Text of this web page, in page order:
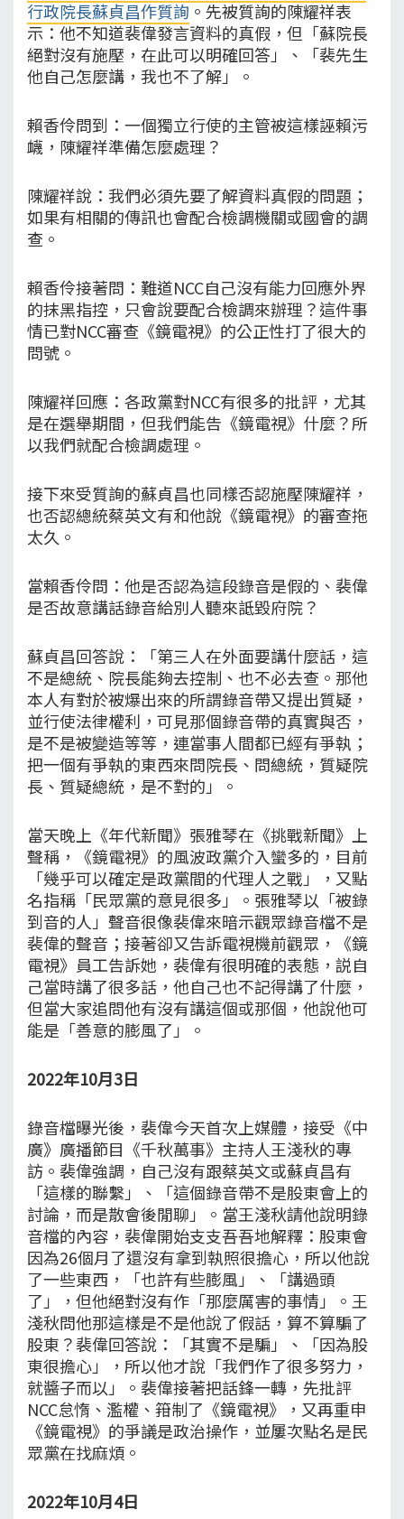
行政院長蘇貞昌作質詢。先被質詢的陳耀祥表
示：他不知道裴偉發言資料的真假，但「蘇院長
絕對沒有施壓，在此可以明確回答」、「裴先生
他自己怎麼講，我也不了解」。
賴香伶問到：一個獨立行使的主管被這樣誣賴污
衊，陳耀祥準備怎麼處理？
陳耀祥說：我們必須先要了解資料真假的問題；
如果有相關的傳訊也會配合檢調機關或國會的調
查。
賴香伶接著問：難道NCC自己沒有能力回應外界
的抹黑指控，只會說要配合檢調來辦理？這件事
情已對NCC審查《鏡電視》的公正性打了很大的
問號。
陳耀祥回應：各政黨對NCC有很多的批評，尤其
是在選舉期間，但我們能告《鏡電視》什麼？所
以我們就配合檢調處理。
接下來受質詢的蘇貞昌也同樣否認施壓陳耀祥，
也否認總統蔡英文有和他說《鏡電視》的審查拖
太久。
當賴香伶問：他是否認為這段錄音是假的、裴偉
是否故意講話錄音給別人聽來詆毀府院？
蘇貞昌回答說：「第三人在外面要講什麼話，這
不是總統、院長能夠去控制、也不必去查。那他
本人有對於被爆出來的所謂錄音帶又提出質疑，
並行使法律權利，可見那個錄音帶的真實與否，
是不是被變造等等，連當事人間都已經有爭執；
把一個有爭執的東西來問院長、問總統，質疑院
長、質疑總統，是不對的」。
當天晚上《年代新聞》張雅琴在《挑戰新聞》上
聲稱，《鏡電視》的風波政黨介入蠻多的，目前
「幾乎可以確定是政黨間的代理人之戰」，又點
名指稱「民眾黨的意見很多」。張雅琴以「被錄
到音的人」聲音很像裴偉來暗示觀眾錄音檔不是
裴偉的聲音；接著卻又告訴電視機前觀眾，《鏡
電視》員工告訴她，裴偉有很明確的表態，説自
己當時講了很多話，他自己也不記得講了什麼，
但當大家追問他有沒有講這個或那個，他說他可
能是「善意的膨風了」。
2022年10月3日
錄音檔曝光後，裴偉今天首次上媒體，接受《中
廣》廣播節目《千秋萬事》主持人王淺秋的專
訪。裴偉強調，自己沒有跟蔡英文或蘇貞昌有
「這樣的聯繫」、「這個錄音帶不是股東會上的
討論，而是散會後閒聊」。當王淺秋請他說明錄
音檔的內容，裴偉開始支支吾吾地解釋：股東會
因為26個月了還沒有拿到執照很擔心，所以他說
了一些東西，「也許有些膨風」、「講過頭
了」，但他絕對沒有作「那麼厲害的事情」。王
淺秋問他那這樣是不是他說了假話，算不算騙了
股東？裴偉回答說：「其實不是騙」、「因為股
東很擔心」，所以他才說「我們作了很多努力，
就醬子而以」。裴偉接著把話鋒一轉，先批評
NCC怠惰、濫權、箝制了《鏡電視》，又再重申
《鏡電視》的爭議是政治操作，並屢次點名是民
眾黨在找麻煩。
2022年10月4日